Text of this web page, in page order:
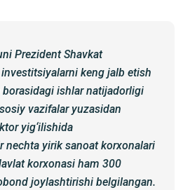
Prezident Shavkat
keng jalb etish
ishlar natijadorligi
vazifalar yuzasidan
yig‘ilishida
nechta yirik sanoat korxonalari
korxonasi ham 300
joylashtirishi belgilangan.